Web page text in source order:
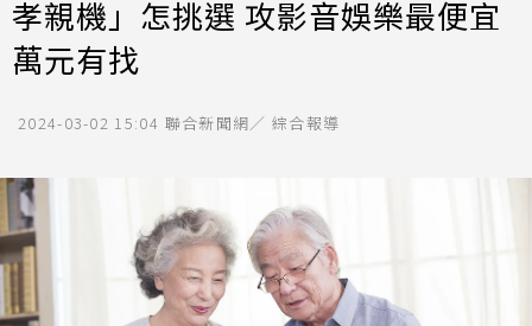
孝親機」怎挑選 攻影音娛樂最便宜
萬元有找
2024-03-02 15:04 聯合新聞網／ 綜合報導